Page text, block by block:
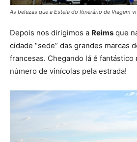
As belezas que a Estela do Itinerário de Viagem
Depois nos dirigimos a Reims que
cidade “sede” das grandes marcas
francesas. Chegando lá é fantástico
número de vinícolas pela estrada!